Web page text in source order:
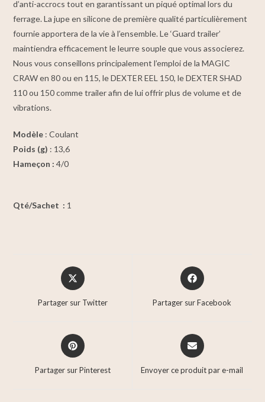
d’anti-accrocs tout en garantissant un piqué optimal lors du
ferrage. La jupe en silicone de première qualité particulièrement
fournie apportera de la vie à l’ensemble. Le ‘Guard trailer’
maintiendra efficacement le leurre souple que vous associerez.
Nous vous conseillons principalement l’emploi de la MAGIC
CRAW en 80 ou en 115, le DEXTER EEL 150, le DEXTER SHAD
110 ou 150 comme trailer afin de lui offrir plus de volume et de
vibrations.
Modèle : Coulant
Poids (g) : 13,6
Hameçon : 4/0
Qté/Sachet : 1
Partager sur Twitter Partager sur Facebook
Partager sur Pinterest Envoyer ce produit par e-mail